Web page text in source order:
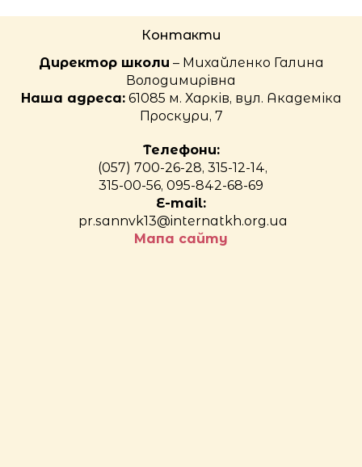
Контакти
Директор школи – Михайленко Галина
Володимирівна
Наша адреса:61085 м. Харків, вул. Академіка
Проскури, 7
Телефони:
(057) 700-26-28, 315-12-14,
315-00-56, 095-842-68-69
E-mail:
pr.sannvk13@internatkh.org.ua
Мапа сайту